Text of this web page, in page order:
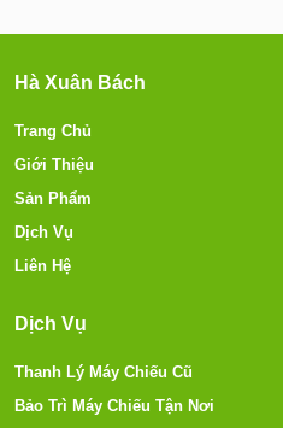
Hà Xuân Bách
Trang Chủ
Giới Thiệu
Sản Phẩm
Dịch Vụ
Liên Hệ
Dịch Vụ
Thanh Lý Máy Chiếu Cũ
Bảo Trì Máy Chiếu Tận Nơi